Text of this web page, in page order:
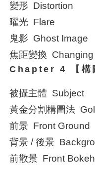
變形 Distortion
曜光 Flare
鬼影 Ghost Image
焦距變換
Chapter 4 【
被攝主體 Subject
黃金分割構圖法
前景 Front Ground
背景 / 後景
前散景 Front Bokeh